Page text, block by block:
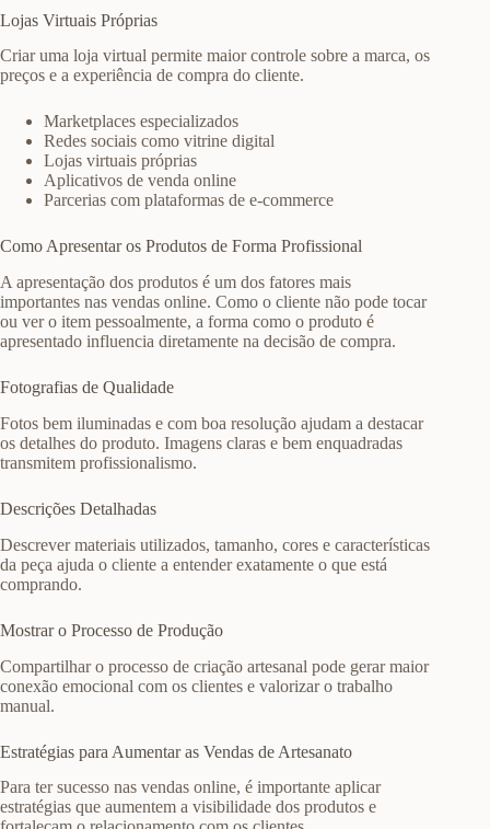
Lojas Virtuais Próprias
Criar uma loja virtual permite maior controle sobre a marca, os
preços e a experiência de compra do cliente.
Marketplaces especializados
Redes sociais como vitrine digital
Lojas virtuais próprias
Aplicativos de venda online
Parcerias com plataformas de e-commerce
Como Apresentar os Produtos de Forma Profissional
A apresentação dos produtos é um dos fatores mais
importantes nas vendas online. Como o cliente não pode tocar
ou ver o item pessoalmente, a forma como o produto é
apresentado influencia diretamente na decisão de compra.
Fotografias de Qualidade
Fotos bem iluminadas e com boa resolução ajudam a destacar
os detalhes do produto. Imagens claras e bem enquadradas
transmitem profissionalismo.
Descrições Detalhadas
Descrever materiais utilizados, tamanho, cores e características
da peça ajuda o cliente a entender exatamente o que está
comprando.
Mostrar o Processo de Produção
Compartilhar o processo de criação artesanal pode gerar maior
conexão emocional com os clientes e valorizar o trabalho
manual.
Estratégias para Aumentar as Vendas de Artesanato
Para ter sucesso nas vendas online, é importante aplicar
estratégias que aumentem a visibilidade dos produtos e